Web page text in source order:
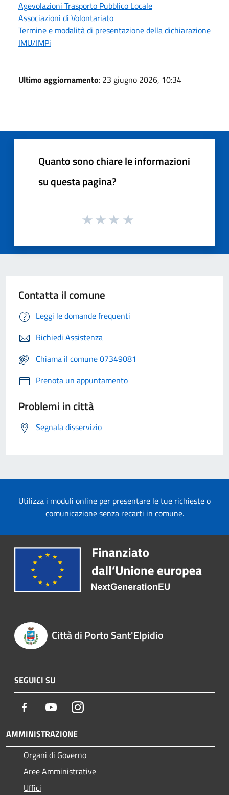
Agevolazioni Trasporto Pubblico Locale
Associazioni di Volontariato
Termine e modalità di presentazione della dichiarazione
IMU/IMPi
Ultimo aggiornamento: 23 giugno 2026, 10:34
Quanto sono chiare le informazioni
su questa pagina?
Contatta il comune
Leggi le domande frequenti
Richiedi Assistenza
Chiama il comune 07349081
Prenota un appuntamento
Problemi in città
Segnala disservizio
Utilizza i moduli online per presentare le tue richieste o
comunicazione senza recarti in comune.
Città di Porto Sant'Elpidio
SEGUICI SU
Facebook YoutubeInstagram
AMMINISTRAZIONE
Organi di Governo
Aree Amministrative
Uffici